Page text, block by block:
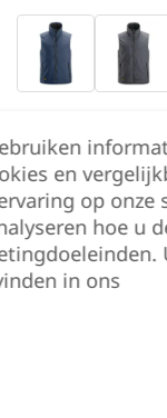
XSmall
XLarge
en
op onze
hoe u
in ons